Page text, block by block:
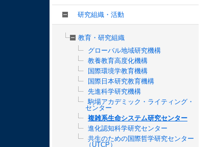
研究組織・活動
教育・研究組織
グローバル地域研究機構
教養教育高度化機構
国際環境学教育機構
国際日本研究教育機構
先進科学研究機構
駒場アカデミック・ライティング・
センター
複雑系生命システム研究センター
進化認知科学研究センター
共生のための国際哲学研究センター
（UTCP）